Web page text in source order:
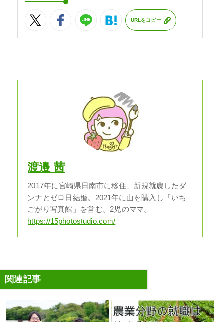
URLをコピー
渡邉 茜
2017年に宮崎県日南市に移住、新規就農したダ
ンナとゼロ日結婚。2021年に山を購入し「いち
ごがり写真館」を営む。2児のママ。
https://15photostudio.com/
関連記事